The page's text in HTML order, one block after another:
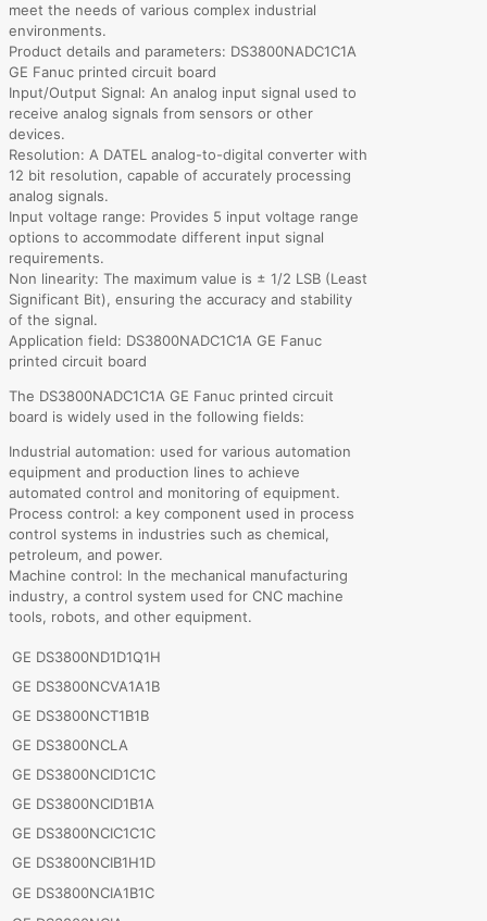
meet the needs of various complex industrial
environments.
Product details and parameters: DS3800NADC1C1A
GE Fanuc printed circuit board
Input/Output Signal: An analog input signal used to
receive analog signals from sensors or other
devices.
Resolution: A DATEL analog-to-digital converter with
12 bit resolution, capable of accurately processing
analog signals.
Input voltage range: Provides 5 input voltage range
options to accommodate different input signal
requirements.
Non linearity: The maximum value is ± 1/2 LSB (Least
Significant Bit), ensuring the accuracy and stability
of the signal.
Application field: DS3800NADC1C1A GE Fanuc
printed circuit board
The DS3800NADC1C1A GE Fanuc printed circuit
board is widely used in the following fields:
Industrial automation: used for various automation
equipment and production lines to achieve
automated control and monitoring of equipment.
Process control: a key component used in process
control systems in industries such as chemical,
petroleum, and power.
Machine control: In the mechanical manufacturing
industry, a control system used for CNC machine
tools, robots, and other equipment.
GE DS3800ND1D1Q1H
GE DS3800NCVA1A1B
GE DS3800NCT1B1B
GE DS3800NCLA
GE DS3800NCID1C1C
GE DS3800NCID1B1A
GE DS3800NCIC1C1C
GE DS3800NCIB1H1D
GE DS3800NCIA1B1C